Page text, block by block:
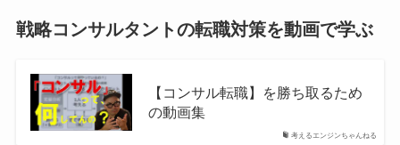
戦略コンサルタントの転職対策を動画で学ぶ
考えるエンジンちゃんねる
【コンサル転職】を勝ち取るため
の動画集